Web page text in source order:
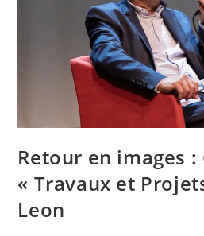
Retour en images :
« Travaux et
Leon